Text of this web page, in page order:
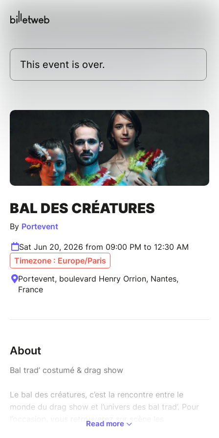
This event is over.
BAL DES CRÉATURES
By Portevent
Sat Jun 20, 2026 from 09:00 PM to 12:30 AM
Timezone : Europe/Paris
Portevent, boulevard Henry Orrion, Nantes,
France
About
Bal trad’ costumé & drag show
Le bal des créatures, c’est la rencontre entre le
monde du drag show et l’univers des bal trad’. Pour
l’occasion, vous retrouverez sur scène les
Read more